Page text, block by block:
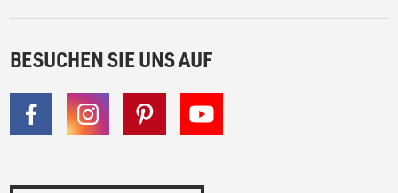
BESUCHEN SIE UNS AUF